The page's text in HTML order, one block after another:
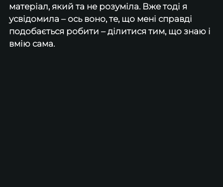
матеріал, який та не розуміла. Вже тоді я
усвідомила – ось воно, те, що мені справді
подобається робити – ділитися тим, що знаю і
вмію сама.